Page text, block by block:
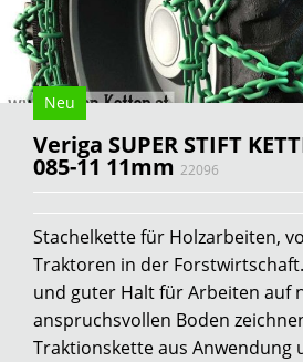
Neu
Veriga SUPER STIFT
085-11 11mm 22096
Stachelkette für Holzarbeiten,
Traktoren in der
und guter Halt für Arbeiten auf
anspruchsvollen Boden
Traktionskette aus Anwendung